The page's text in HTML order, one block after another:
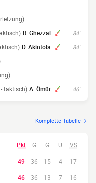
84'
R. Ghezzal
84'
D. Akintola
46'
A. Ömür
taktisch)
Komplette Tabelle
Pkt G G U VS
49 36 15 4
17
46 36 13 7 16